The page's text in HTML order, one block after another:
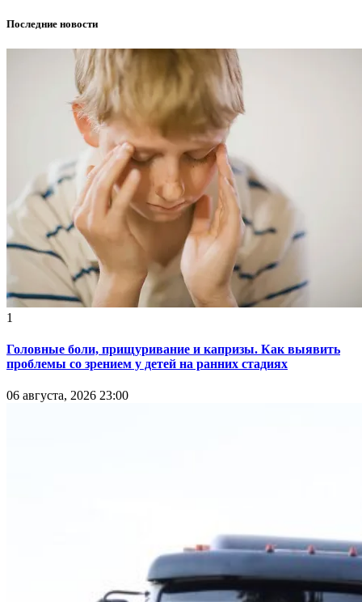
Последние новости
1
Головные боли, прищуривание и капризы. Как выявить
проблемы со зрением у детей на ранних стадиях
06 августа, 2026 23:00